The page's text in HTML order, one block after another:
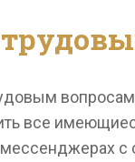
все
мессенджерах с